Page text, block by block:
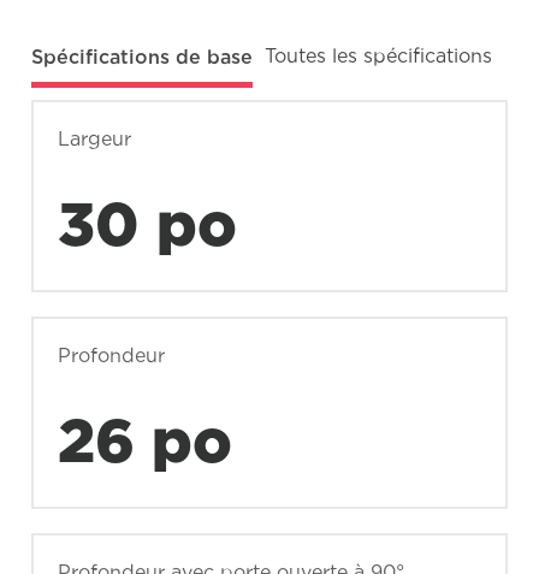
Spécifications de base Toutes les spécifications
Largeur
30 po
Profondeur
26 po